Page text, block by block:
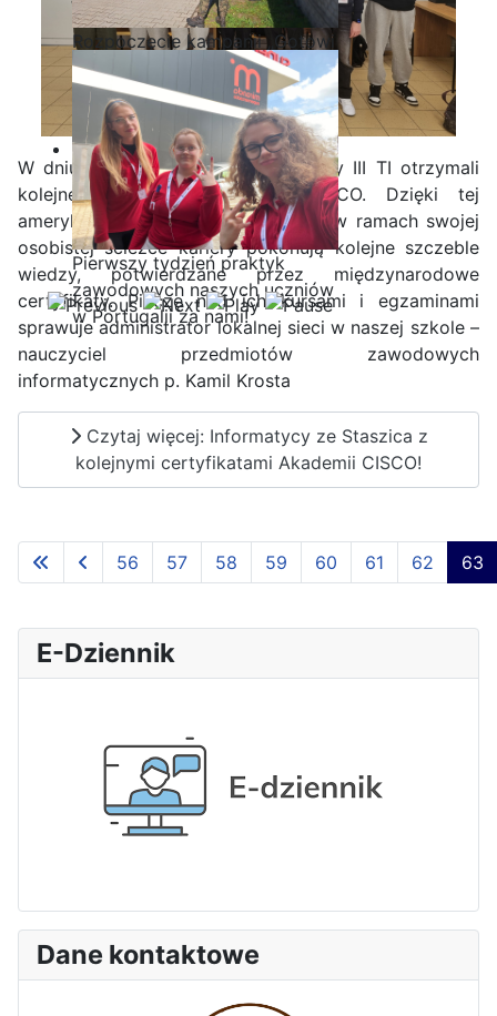
Rozpoczęcie kampanii „Gotowi
na kryzys” w ZSP w Iłży
Pierwszy tydzień praktyk
zawodowych naszych uczniów
w Portugalii za nami!
W dniu 19.12.2024 r. uczniowie klasy III TI otrzymali
kolejne certyfikaty Akademii CISCO. Dzięki tej
amerykańskiej platformie uczniowie w ramach swojej
osobistej ścieżce kariery pokonują kolejne szczeble
wiedzy, potwierdzane przez międzynarodowe
certyfikaty. Pieczę nad ich kursami i egzaminami
sprawuje administrator lokalnej sieci w naszej szkole –
nauczyciel przedmiotów zawodowych
informatycznych p. Kamil Krosta
Czytaj więcej: Informatycy ze Staszica z
kolejnymi certyfikatami Akademii CISCO!
Strona 63 z 65
56 57 58 59 60 61 62 63
E-Dziennik
Dane kontaktowe